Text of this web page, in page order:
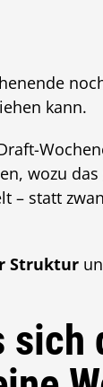
kann.
wozu
– statt
Struktur